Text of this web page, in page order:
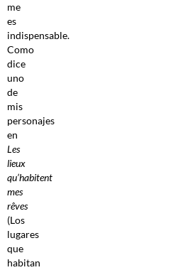
me
es
indispensable.
Como
dice
uno
de
mis
personajes
en
Les
lieux
qu’habitent
mes
rêves
(Los
lugares
que
habitan